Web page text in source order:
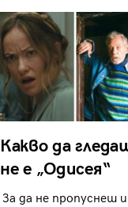
Какво да
не е „Одисея“
За да не пропуснеш